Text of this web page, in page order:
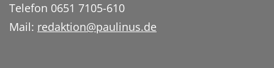
Telefon 0651 7105-610
Mail: redaktion@paulinus.de